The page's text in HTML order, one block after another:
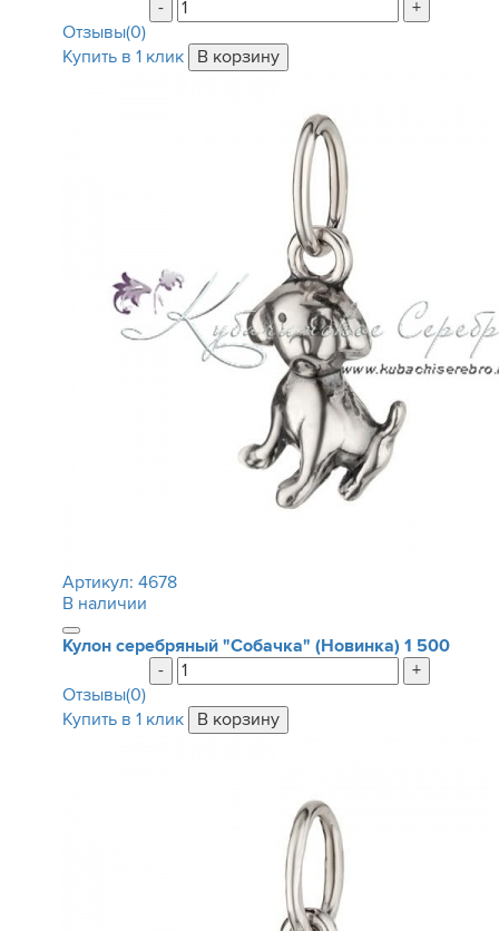
-
+
Отзывы(0)
Купить в 1 клик
Артикул: 4678
В наличии
Кулон серебряный "Собачка" (Новинка) 1 500
-
+
Отзывы(0)
Купить в 1 клик